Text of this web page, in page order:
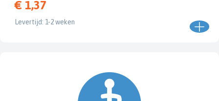
€ 1,37
Levertijd: 1-2 weken